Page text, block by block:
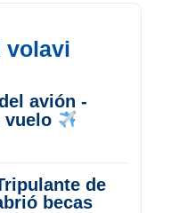
volavi
avión -
vuelo
de
becas